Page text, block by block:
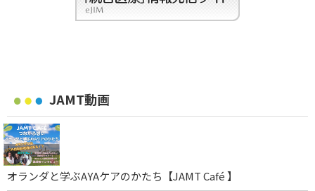
JAMT動画
オランダと学ぶAYAケアのかたち【JAMT Café 】